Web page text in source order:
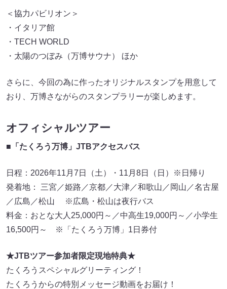
＜協力パビリオン＞
・イタリア館
・TECH WORLD
・太陽のつぼみ（万博サウナ） ほか
さらに、今回の為に作ったオリジナルスタンプを用意して
おり、万博さながらのスタンプラリーが楽しめます。
オフィシャルツアー
■「たくろう万博」JTBアクセスバス
日程：2026年11月7日（土）・11月8日（日）※日帰り
発着地： 三宮／姫路／京都／大津／和歌山／岡山／名古屋
／広島／松山 ※広島・松山は夜行バス
料金：おとな大人25,000円～／中高生19,000円～／小学生
16,500円～ ※「たくろう万博」1日券付
★JTBツアー参加者限定現地特典★
たくろうスペシャルグリーティング！
たくろうからの特別メッセージ動画をお届け！